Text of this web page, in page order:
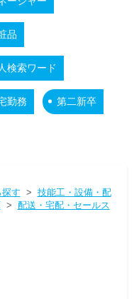
品
検索ワード
勤務 第二新卒
す > 技能工・設備・配
> 配送・宅配・セールス